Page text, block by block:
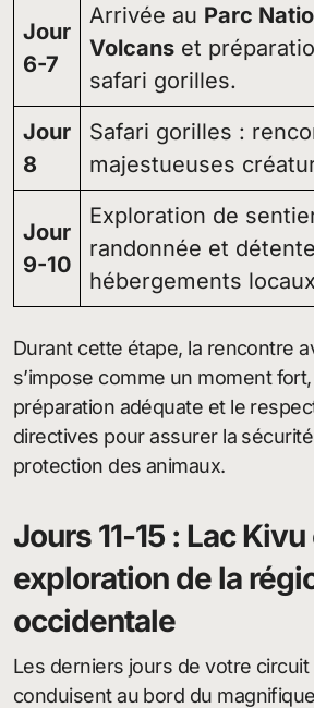
Jour
6-7
Arrivée au Parc
Volcans et
safari gorilles.
Jour
8
Safari gorilles :
majestueuses
Jour
9-10
Exploration de
randonnée et
hébergements
Durant cette étape, la rencontre
s’impose comme un moment
préparation adéquate et le
directives pour assurer la
protection des animaux.
Jours 11-15 : Lac Kivu
exploration de la
occidentale
Les derniers jours de votre circuit
conduisent au bord du magnifique